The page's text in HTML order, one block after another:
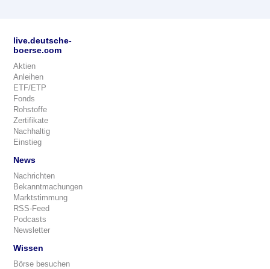
live.deutsche-
boerse.com
Aktien
Anleihen
ETF/ETP
Fonds
Rohstoffe
Zertifikate
Nachhaltig
Einstieg
News
Nachrichten
Bekanntmachungen
Marktstimmung
RSS-Feed
Podcasts
Newsletter
Wissen
Börse besuchen